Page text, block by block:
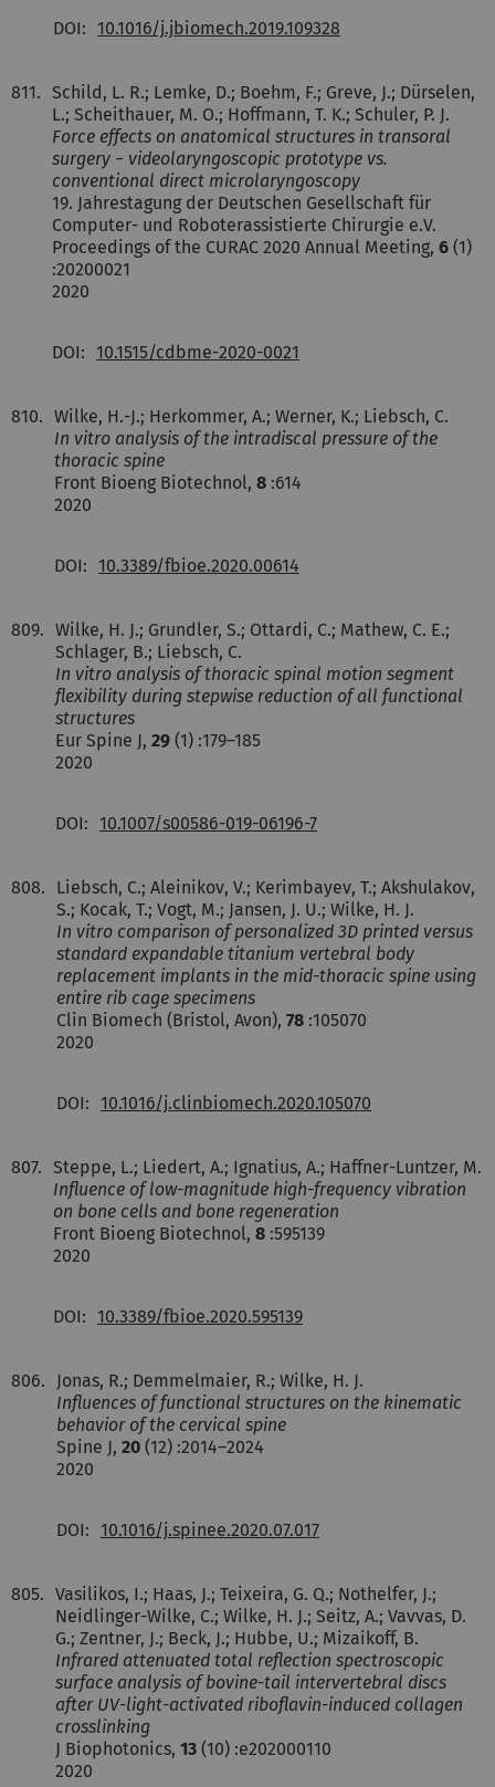
DOI: 10.1016/j.jbiomech.2019.109328
811. Schild, L. R.; Lemke, D.; Boehm, F.; Greve, J.; Dürselen,
L.; Scheithauer, M. O.; Hoffmann, T. K.; Schuler, P. J.
Force effects on anatomical structures in transoral
surgery − videolaryngoscopic prototype vs.
conventional direct microlaryngoscopy
19. Jahrestagung der Deutschen Gesellschaft für
Computer- und Roboterassistierte Chirurgie e.V.
Proceedings of the CURAC 2020 Annual Meeting, 6 (1)
:20200021
2020
DOI: 10.1515/cdbme-2020-0021
810. Wilke, H.-J.; Herkommer, A.; Werner, K.; Liebsch, C.
In vitro analysis of the intradiscal pressure of the
thoracic spine
Front Bioeng Biotechnol, 8 :614
2020
DOI: 10.3389/fbioe.2020.00614
809. Wilke, H. J.; Grundler, S.; Ottardi, C.; Mathew, C. E.;
Schlager, B.; Liebsch, C.
In vitro analysis of thoracic spinal motion segment
flexibility during stepwise reduction of all functional
structures
Eur Spine J, 29 (1) :179–185
2020
DOI: 10.1007/s00586-019-06196-7
808.
Liebsch, C.; Aleinikov, V.; Kerimbayev, T.; Akshulakov,
S.; Kocak, T.; Vogt, M.; Jansen, J. U.; Wilke, H. J.
In vitro comparison of personalized 3D printed versus
standard expandable titanium vertebral body
replacement implants in the mid-thoracic spine using
entire rib cage specimens
Clin Biomech (Bristol, Avon), 78 :105070
2020
DOI: 10.1016/j.clinbiomech.2020.105070
807. Steppe, L.; Liedert, A.; Ignatius, A.; Haffner-Luntzer, M.
Influence of low-magnitude high-frequency vibration
on bone cells and bone regeneration
Front Bioeng Biotechnol, 8 :595139
2020
DOI: 10.3389/fbioe.2020.595139
806.
Jonas, R.; Demmelmaier, R.; Wilke, H. J.
Influences of functional structures on the kinematic
behavior of the cervical spine
Spine J, 20 (12) :2014–2024
2020
DOI: 10.1016/j.spinee.2020.07.017
805. Vasilikos, I.; Haas, J.; Teixeira, G. Q.; Nothelfer, J.;
Neidlinger-Wilke, C.; Wilke, H. J.; Seitz, A.; Vavvas, D.
G.; Zentner, J.; Beck, J.; Hubbe, U.; Mizaikoff, B.
Infrared attenuated total reflection spectroscopic
surface analysis of bovine-tail intervertebral discs
after UV-light-activated riboflavin-induced collagen
crosslinking
J Biophotonics, 13 (10) :e202000110
2020